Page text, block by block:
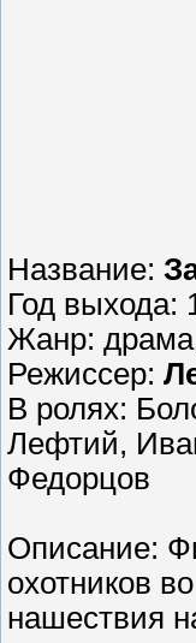
Название:
Год выхода:
Жанр:
Режиссер:
В ролях:
Лефтий,
Федорцов
Описание:
охотников
нашествия